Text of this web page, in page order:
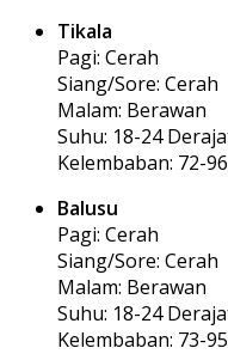
Tikala
Pagi: Cerah
Siang/Sore: Cerah
Malam: Berawan
Suhu: 18-24
Kelembaban: 72-
Balusu
Pagi: Cerah
Siang/Sore: Cerah
Malam: Berawan
Suhu: 18-24
Kelembaban: 73-